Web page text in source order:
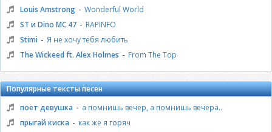
Louis Amstrong - Wonderful World
ST и Dino MC 47 - RAPINFO
Stimi - Я не хочу тебя любить
The Wickeed ft. Alex Holmes - From The Top
Популярные тексты песен
поет девушка - а помнишь вечер, а помнишь вечера..
прыгай киска - как же я горяч